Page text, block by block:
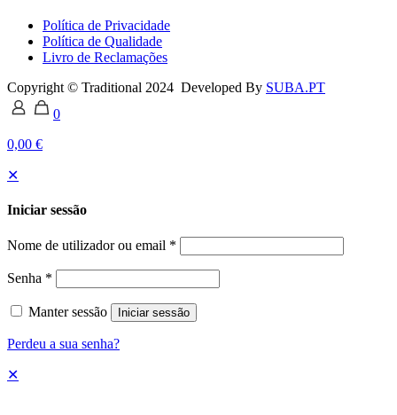
Política de Privacidade
Política de Qualidade
Livro de Reclamações
Copyright © Traditional 2024 Developed By SUBA.PT
0
0,00 €
✕
Iniciar sessão
Nome de utilizador ou email *
Senha *
Manter sessão Iniciar sessão
Perdeu a sua senha?
✕